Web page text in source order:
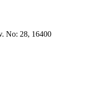
No: 28, 16400